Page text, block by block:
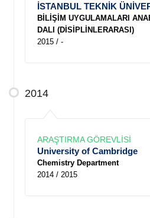
İSTANBUL TEKNİK
BİLİŞİM UYGULAMALARI
DALI (DİSİPLİNLERARASI)
2015 / -
2014
ARAŞTIRMA GÖREVLİSİ
University of Cambridge
Chemistry Department
2014 / 2015